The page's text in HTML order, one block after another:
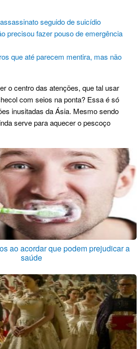
seguido de suicídio
precisou fazer pouso de emergência
que até parecem mentira, mas não
o centro das atenções, que tal usar
com seios na ponta? Essa é só
inusitadas da Ásia. Mesmo sendo
serve para aquecer o pescoço
ao acordar que podem prejudicar a
saúde